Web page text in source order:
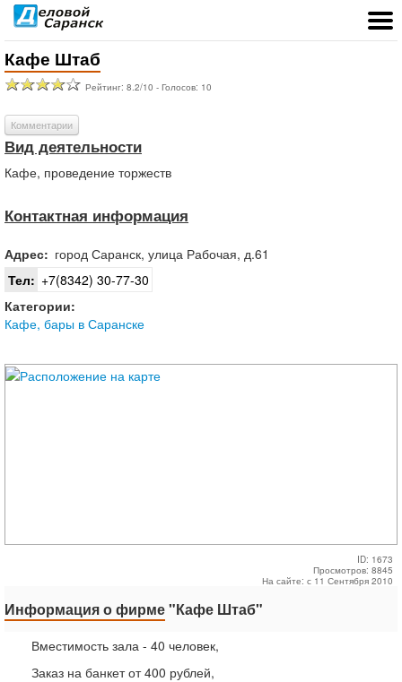
Кафе Штаб
Рейтинг: 8.2/10 - Голосов: 10
Комментарии
Вид деятельности
Кафе, проведение торжеств
Контактная информация
Адрес: город Саранск, улица Рабочая, д.61
Тел: +7(8342) 30-77-30
Категории:
Кафе, бары в Саранске
ID: 1673
Просмотров: 8845
На сайте: с 11 Сентября 2010
Информация о фирме"Кафе Штаб"
Вместимость зала - 40 человек,
Заказ на банкет от 400 рублей,